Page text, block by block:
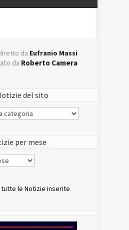
da Eufranio Massi
da Roberto Camera
del sito
per mese
le Notizie inserite